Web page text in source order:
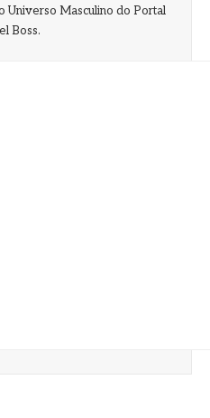
Universo Masculino do Portal
Boss.